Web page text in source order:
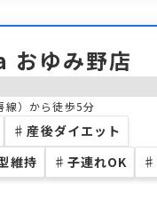
おゆみ野店
線）から徒歩5分
♯ 産後ダイエット
維持 ♯ 子連れOK ♯